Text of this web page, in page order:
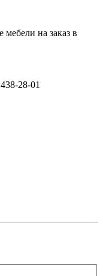
на заказ в
28-01